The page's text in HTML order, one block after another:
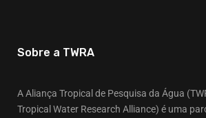
Sobre a TWRA
A Aliança Tropical de Pesquisa da Água
Tropical Water Research Alliance) é uma